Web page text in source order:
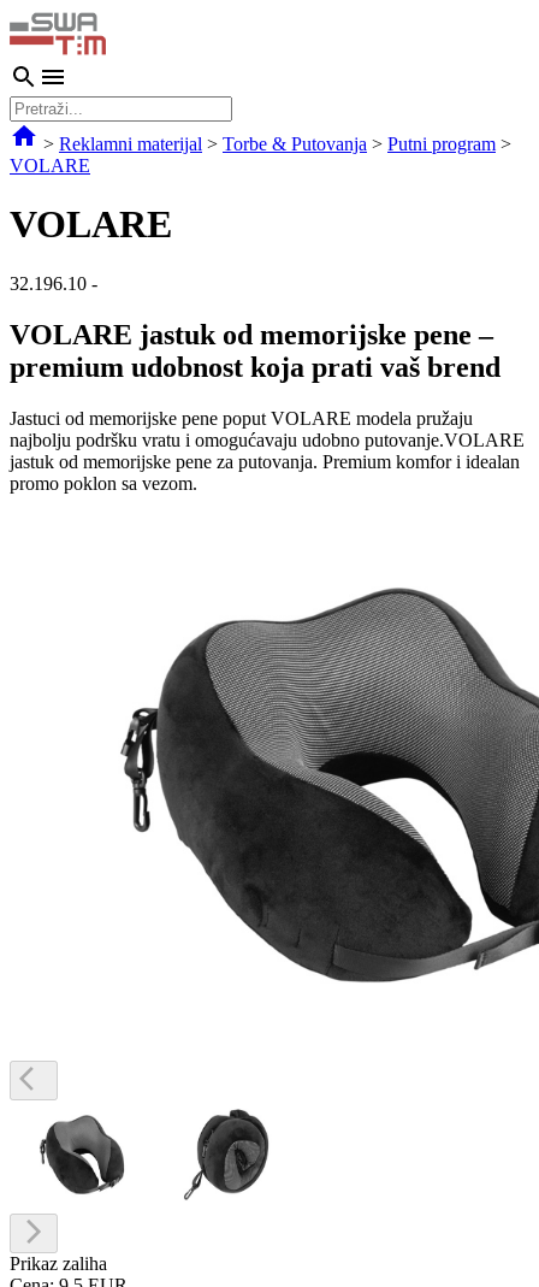
> Reklamni materijal > Torbe & Putovanja > Putni program >
VOLARE
VOLARE
32.196.10 -
VOLARE jastuk od memorijske pene –
premium udobnost koja prati vaš brend
Jastuci od memorijske pene poput VOLARE modela pružaju
najbolju podršku vratu i omogućavaju udobno putovanje.VOLARE
jastuk od memorijske pene za putovanja. Premium komfor i idealan
promo poklon sa vezom.
Prikaz zaliha